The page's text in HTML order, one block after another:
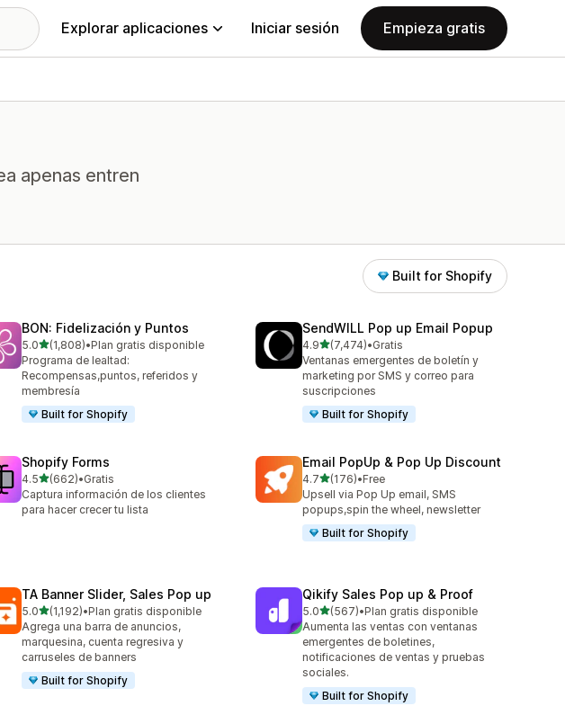
Explorar aplicaciones Iniciar sesión Empieza gratis
apenas entren
Built for Shopify
BON: Fidelización y Puntos
5.0de 5 estrellas
(1,808)
1808 reseñas en total
•Plan gratis disponible
Programa de lealtad:
Recompensas,puntos, referidos y
membresía
Built for Shopify
SendWILL Pop up Email Popup
4.9de 5 estrellas
(7,474)
7474 reseñas en total
•Gratis
Ventanas emergentes de boletín y
marketing por SMS y correo para
suscripciones
Built for Shopify
Shopify Forms
4.5de 5 estrellas
(662)
662 reseñas en total
•Gratis
Captura información de los clientes
para hacer crecer tu lista
Email PopUp & Pop Up Discount
4.7de 5 estrellas
(176)
176 reseñas en total
•Free
Upsell via Pop Up email, SMS
popups,spin the wheel, newsletter
Built for Shopify
TA Banner Slider, Sales Pop up
5.0de 5 estrellas
(1,192)
1192 reseñas en total
•Plan gratis disponible
Agrega una barra de anuncios,
marquesina, cuenta regresiva y
carruseles de banners
Built for Shopify
Qikify Sales Pop up & Proof
5.0de 5 estrellas
(567)
567 reseñas en total
•Plan gratis disponible
Aumenta las ventas con ventanas
emergentes de boletines,
notificaciones de ventas y pruebas
sociales.
Built for Shopify